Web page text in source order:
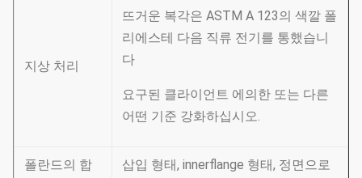
지상 처리
뜨거운 복각은 ASTM A 123의 색깔 폴
리에스테 다음 직류 전기를 통했습니
다
요구된 클라이언트 에의한 또는 다른
어떤 기준 강화하십시오.
폴란드의 합
삽입 형태, innerflange 형태, 정면으로